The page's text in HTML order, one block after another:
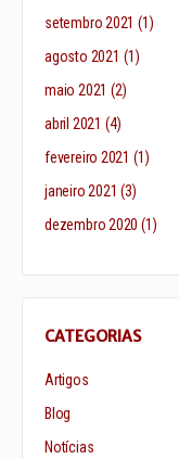
setembro 2021 (1)
agosto 2021 (1)
maio 2021 (2)
abril 2021 (4)
fevereiro 2021 (1)
janeiro 2021 (3)
dezembro 2020 (1)
CATEGORIAS
Artigos
Blog
Notícias